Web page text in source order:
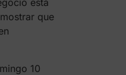
está
que
10